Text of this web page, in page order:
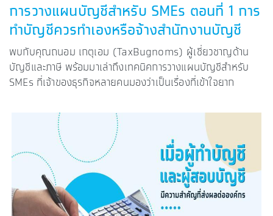
การวางแผนบัญชีสำหรับ SMEs ตอนที่ 1 การ
ทำบัญชีควรทำเองหรือจ้างสำนักงานบัญชี
พบกับคุณถนอม เกตุเอม (TaxBugnoms) ผู้เชี่ยวชาญด้าน
บัญชีและภาษี พร้อมมาเล่าถึงเทคนิคการวางแผนบัญชีสำหรับ
SMEs ที่เจ้าของธุรกิจหลายคนมองว่าเป็นเรื่องที่เข้าใจยาก